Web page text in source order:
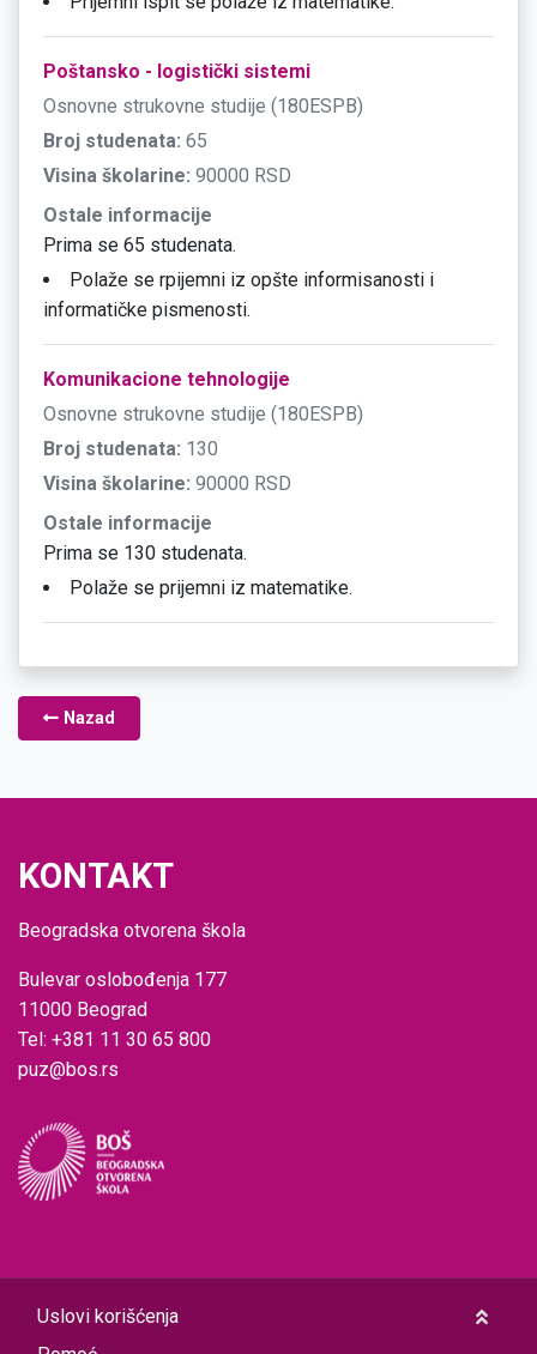
Poštansko - logistički sistemi
Osnovne strukovne studije (180ESPB)
Broj studenata: 65
Visina školarine: 90000 RSD
Ostale informacije
Prima se 65 studenata.
Polaže se rpijemni iz opšte informisanosti i
informatičke pismenosti.
Komunikacione tehnologije
Osnovne strukovne studije (180ESPB)
Broj studenata: 130
Visina školarine: 90000 RSD
Ostale informacije
Prima se 130 studenata.
Polaže se prijemni iz matematike.
Nazad
KONTAKT
Beogradska otvorena škola
Bulevar oslobođenja 177
11000 Beograd
Tel: +381 11 30 65 800
puz@bos.rs
Uslovi korišćenja